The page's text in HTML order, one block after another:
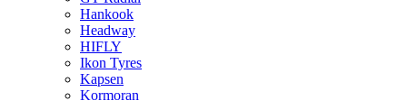
Hankook
Headway
HIFLY
Ikon Tyres
Kapsen
Kormoran